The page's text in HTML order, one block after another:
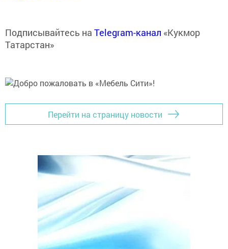
Подписывайтесь на Telegram-канал «Кукмор
Татарстан»
Перейти на страницу новости